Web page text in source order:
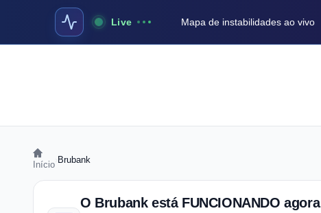
Live Mapa de instabilidades ao vivo
Início Brubank
O Brubank está FUNCIONANDO agora